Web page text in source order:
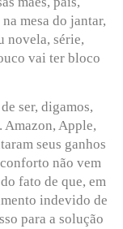
mesa do jantar,
novela, série,
vai ter bloco
ser, digamos,
Amazon, Apple,
seus ganhos
não vem
fato de que, em
indevido de
para a solução